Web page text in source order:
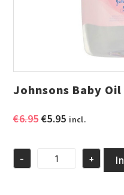
Johnsons Baby
€6.95Oorspronkelijke
€6.95.
€5.95Huidige
€5.95.
incl.
Johnsons
- +